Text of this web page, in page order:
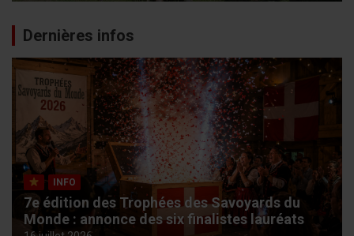
Dernières infos
INFO
7e édition des Trophées des Savoyards du
Monde : annonce des six finalistes lauréats